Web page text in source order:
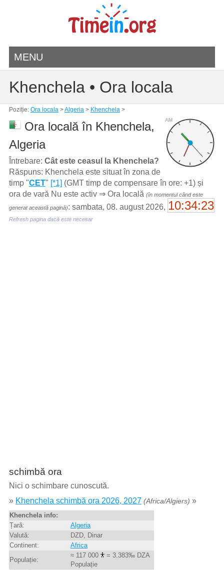
MENU
Khenchela • Ora locala
Poziție: Ora locala>Algeria> Khenchela>
AM
Ora locală în Khenchela,
Algeria
Întrebare: Cât este ceasul la Khenchela?
Răspuns: Khenchela este situat în zona de
timp "CET" [*1] (GMT timp de compensare în ore: +1) și
ora de vară Nu este activ ⇒ Ora locală (în momentul când este
generat această pagină): sambata, 08. august 2026, 10:34:23
Refresh pagina dacă este necesar
schimbă ora
Nici o schimbare cunoscută.
» Khenchela schimbă ora 2026, 2027 (Africa/Algiers) »
Khenchela info:
Țară:
Algeria
Valută:
DZD, Dinar
Continent:
Africa
Populație:
≈ 117 000
= 3.383‰ DZA
Populație